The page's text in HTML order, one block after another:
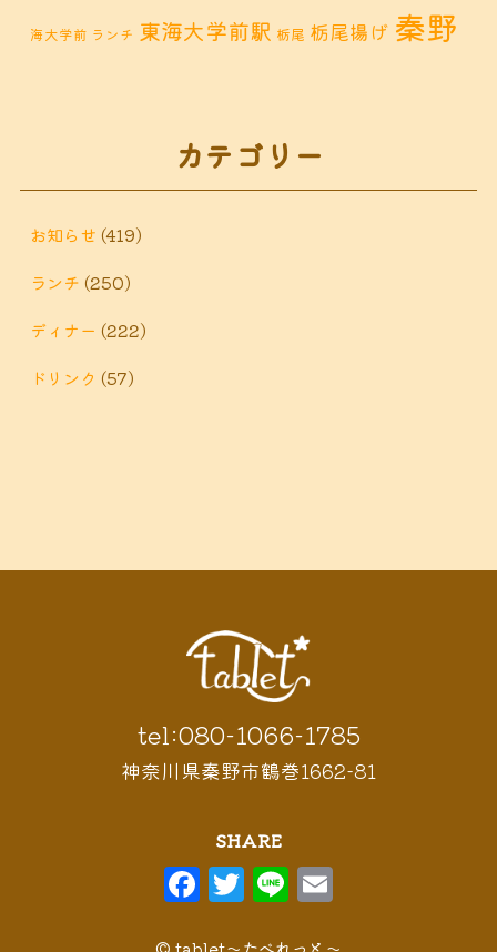
海大学前 ランチ 東海大学前駅 栃尾 栃尾揚げ 秦野
鶴巻 カフェ
ィナー鶴巻 ランチ
泉鶴巻温泉駅
カテゴリー
お知らせ (419)
ランチ (250)
ディナー (222)
ドリンク (57)
tel:080-1066-1785
神奈川県秦野市鶴巻1662-81
SHARE
F T Li